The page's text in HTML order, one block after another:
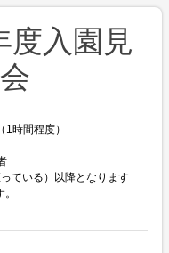
度入園見
時間程度）
ている）以降となりま す